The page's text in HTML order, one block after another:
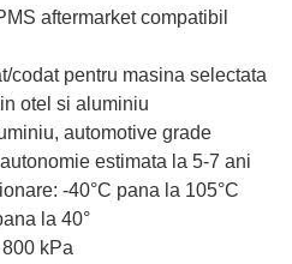
aftermarket compatibil
codat pentru masina selectata
otel si aluminiu
automotive grade
estimata la 5-7 ani
-40°C pana la 105°C
la 40°
kPa